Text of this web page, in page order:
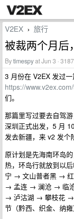
V2EX › 旅行
被裁两个月后
Bytimespyat Jun 3 ·
3 月份在 V2EX 发过
https://
们。
那篇里写过要去自驾
深圳正式出发，5 月
发去新疆，来 v2 发个
原计划是先海南环岛
热，环岛行就放到以
宁 → 文山普者黑 →
→ 孟连 → 澜沧 → 临
→ 泸沽湖 → 攀枝花
节（黔西、织金、纳